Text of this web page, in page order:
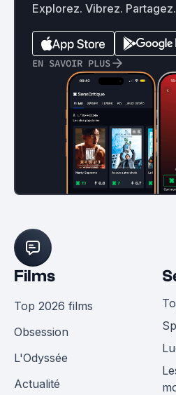
Explorez. Vibrez. Partagez.
EN SAVOIR PLUS
Films
Top 2026 films
Obsession
L'Odyssée
Actualité